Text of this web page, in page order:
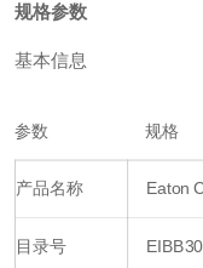
规格参数
基本信息
参数 规格
产品名称 Eaton
目录号